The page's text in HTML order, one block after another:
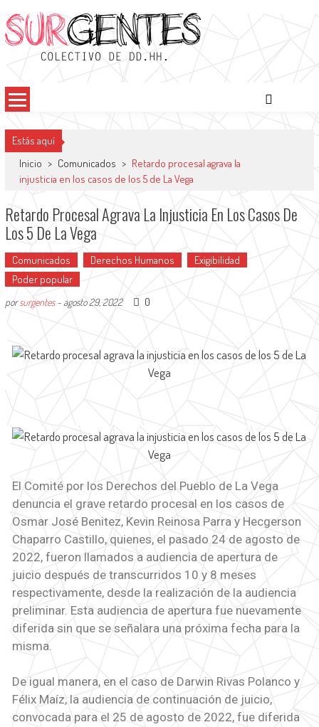
Estás aquí
Inicio > Comunicados > Retardo procesal agrava la
injusticia en los casos de los 5 de La Vega
Retardo Procesal Agrava La Injusticia En Los Casos De
Los 5 De La Vega
Comunicados Derechos Humanos
Exigibilidad
Poder popular
porsurgentes- agosto 29, 2022 0
El Comité por los Derechos del Pueblo de La Vega
denuncia el grave retardo procesal en los casos de
Osmar José Benitez, Kevin Reinosa Parra y Hecgerson
Chaparro Castillo, quienes, el pasado 24 de agosto de
2022, fueron llamados a audiencia de apertura de
juicio después de transcurridos 10 y 8 meses
respectivamente, desde la realización de la audiencia
preliminar. Esta audiencia de apertura fue nuevamente
diferida sin que se señalara una próxima fecha para la
misma.
De igual manera, en el caso de Darwin Rivas Polanco y
Félix Maíz, la audiencia de continuación de juicio,
convocada para el 25 de agosto de 2022, fue diferida